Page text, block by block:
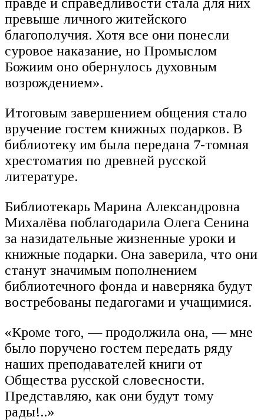
превыше личного житейского
благополучия. Хотя все они понесли
суровое наказание, но Промыслом
Божиим оно обернулось духовным
возрождением».
Итоговым завершением общения стало
вручение гостем книжных подарков. В
библиотеку им была передана 7-томная
хрестоматия по древней русской
литературе.
Библиотекарь Марина Александровна
Михалёва поблагодарила Олега Сенина
за назидательные жизненные уроки и
книжные подарки. Она заверила, что они
станут значимым пополнением
библиотечного фонда и наверняка будут
востребованы педагогами и учащимися.
«Кроме того, — продолжила она, — мне
было поручено гостем передать ряду
наших преподавателей книги от
Общества русской словесности.
Представляю, как они будут тому
рады!..»